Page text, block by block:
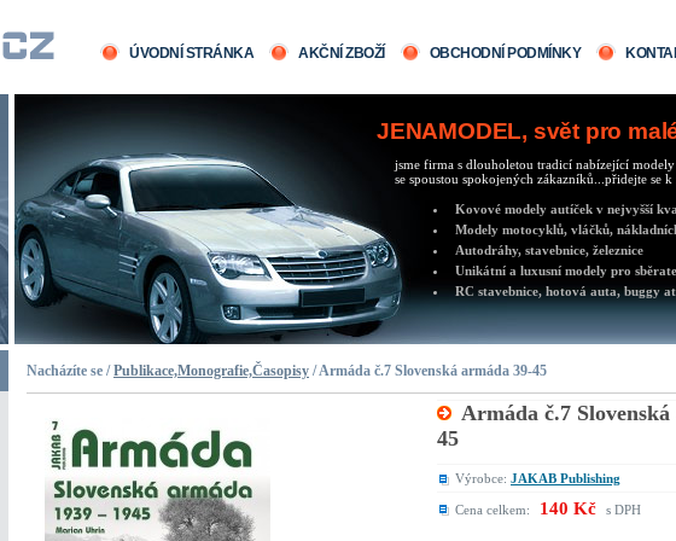
ÚVODNÍ STRÁNKA AKČNÍ ZBOŽÍ OBCHODNÍ PODMÍNKY
JENAMODEL, svět pro
jsme firma s dlouholetou tradicí nabízející
se spoustou spokojených zákazníků...přidejte se
Kovové modely autíček v nejvyšší
Modely motocyklů, vláčků,
Autodráhy, stavebnice, železnice
Unikátní a luxusní modely pro
RC stavebnice, hotová auta, buggy
Nacházíte se /Publikace,Monografie,Časopisy / Armáda č.7 Slovenská armáda 39-45
Armáda č.7
45
Výrobce: JAKAB Publishing
Cena celkem: 140 Kč s DPH